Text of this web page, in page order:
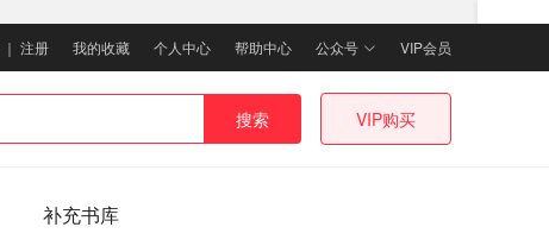
｜ 注册 我的收藏 个人中心 帮助中心 公众号 VIP会员
搜索 VIP购买
补充书库